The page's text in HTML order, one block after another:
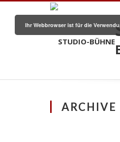
ARCHIVE
Ihr Webbrowser ist für die